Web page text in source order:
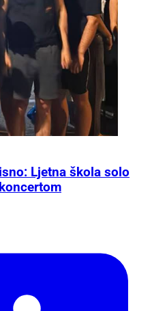
Ljetna škola solo